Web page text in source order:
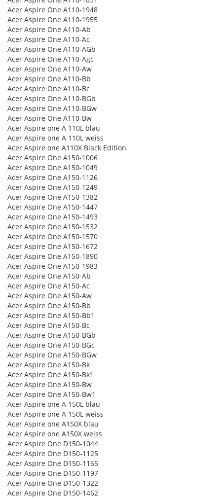
Acer Aspire One A110-1948
Acer Aspire One A110-1955
Acer Aspire One A110-Ab
Acer Aspire One A110-Ac
Acer Aspire One A110-AGb
Acer Aspire One A110-Agc
Acer Aspire One A110-Aw
Acer Aspire One A110-Bb
Acer Aspire One A110-Bc
Acer Aspire One A110-BGb
Acer Aspire One A110-BGw
Acer Aspire One A110-Bw
Acer Aspire one A 110L blau
Acer Aspire one A 110L weiss
Acer Aspire one A110X Black Edition
Acer Aspire One A150-1006
Acer Aspire One A150-1049
Acer Aspire One A150-1126
Acer Aspire One A150-1249
Acer Aspire One A150-1382
Acer Aspire One A150-1447
Acer Aspire One A150-1493
Acer Aspire One A150-1532
Acer Aspire One A150-1570
Acer Aspire One A150-1672
Acer Aspire One A150-1890
Acer Aspire One A150-1983
Acer Aspire One A150-Ab
Acer Aspire One A150-Ac
Acer Aspire One A150-Aw
Acer Aspire One A150-Bb
Acer Aspire One A150-Bb1
Acer Aspire One A150-Bc
Acer Aspire One A150-BGb
Acer Aspire One A150-BGc
Acer Aspire One A150-BGw
Acer Aspire One A150-Bk
Acer Aspire One A150-Bk1
Acer Aspire One A150-Bw
Acer Aspire One A150-Bw1
Acer Aspire one A 150L blau
Acer Aspire one A 150L weiss
Acer Aspire one A150X blau
Acer Aspire one A150X weiss
Acer Aspire One D150-1044
Acer Aspire One D150-1125
Acer Aspire One D150-1165
Acer Aspire One D150-1197
Acer Aspire One D150-1322
Acer Aspire One D150-1462